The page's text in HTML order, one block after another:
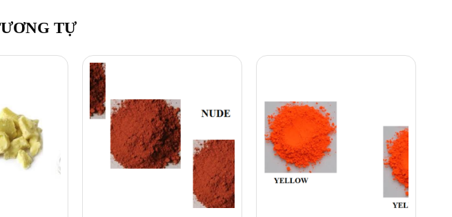
TỰ